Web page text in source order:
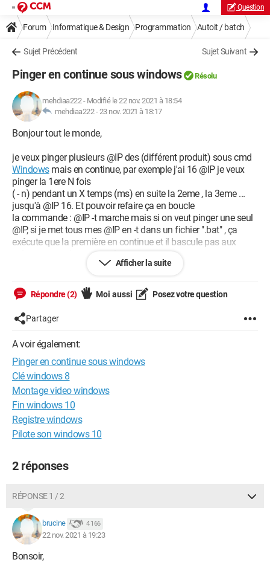
Question
Forum Informatique & Design Programmation Autoit / batch
Sujet Précédent Sujet Suivant
Pinger en continue sous windows Résolu
mehdiaa222- Modifié le 22 nov. 2021 à 18:54
mehdiaa222 -23 nov. 2021 à 18:17
Bonjour tout le monde,
je veux pinger plusieurs @IP des (différent produit) sous cmd
Windowsmais en continue, par exemple j'ai 16 @IP je veux
pinger la 1ere N fois
( - n) pendant un X temps (ms) en suite la 2eme , la 3eme ...
jusqu'à @IP 16. Et pouvoir refaire ça en boucle
la commande : @IP -t marche mais si on veut pinger une seul
@IP, si je met tous mes @IP en -t dans un fichier ".bat" , ça
exécute que la première en continue et il bascule pas aux
suivants ce qui est normal
Si vous avez une idée de ligne de commande, je serais très
Merci d'avance :)
Configuration:
Afficher la suite
Répondre (2) Moi aussi Posez votre question
Partager
A voir également:
Pinger en continue sous windows
Clé windows 8
Montage video windows
Fin windows 10
Registre windows
Pilote son windows 10
2 réponses
RÉPONSE 1 / 2
brucine 4 166
22 nov. 2021 à 19:23
Bonsoir,